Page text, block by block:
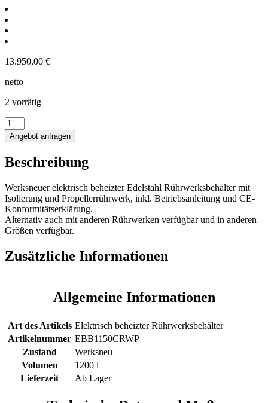
13.950,00 €
netto
2 vorrätig
1200L
elektrisch
beheizter
mit
und
Propellerrührwerk
Menge
Angebot anfragen
Beschreibung
Werksneuer elektrisch beheizter Edelstahl Rührwerksbehälter mit
Isolierung und Propellerrührwerk, inkl. Betriebsanleitung und CE-
Konformitätserklärung.
Alternativ auch mit anderen Rührwerken verfügbar und in anderen
Größen verfügbar.
Zusätzliche Informationen
Allgemeine Informationen
Art des Artikels Elektrisch beheizter Rührwerksbehälter
Artikelnummer EBB1150CRWP
Zustand
Werksneu
Volumen
1200 l
Lieferzeit
Ab Lager